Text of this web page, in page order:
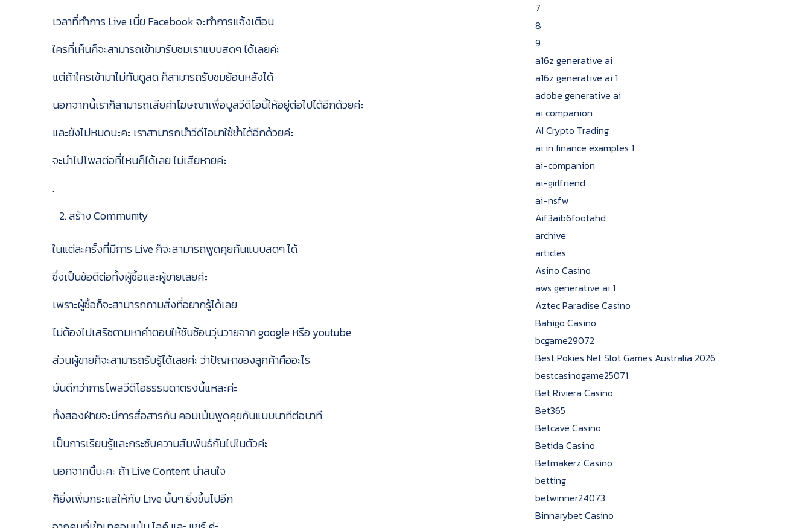
เวลาที่ทำการ Live เนี่ย Facebook จะทำการแจ้งเตือน
ใครที่เห็นก็จะสามารถเข้ามารับชมเราแบบสดๆ ได้เลยค่ะ
แต่ถ้าใครเข้ามาไม่ทันดูสด ก็สามารถรับชมย้อนหลังได้
นอกจากนี้เราก็สามารถเสียค่าโฆษณาเพื่อบูสวีดีโอนี้ให้อยู่ต่อไปได้อีกด้วยค่ะ
และยังไม่หมดนะคะ เราสามารถนำวีดีโอมาใช้ซ้ำได้อีกด้วยค่ะ
จะนำไปโพสต่อที่ไหนก็ได้เลย ไม่เสียหายค่ะ
.
สร้าง Community
ในแต่ละครั้งที่มีการ Live ก็จะสามารถพูดคุยกันแบบสดๆ ได้
ซึ่งเป็นข้อดีต่อทั้งผู้ซื้อและผู้ขายเลยค่ะ
เพราะผู้ซื้อก็จะสามารถถามสิ่งที่อยากรู้ได้เลย
ไม่ต้องไปเสริชตามหาคำตอบให้ซับซ้อนวุ่นวายจาก google หรือ youtube
ส่วนผู้ขายก็จะสามารถรับรู้ได้เลยค่ะ ว่าปัญหาของลูกค้าคืออะไร
มันดีกว่าการโพสวีดีโอธรรมดาตรงนี้แหละค่ะ
ทั้งสองฝ่ายจะมีการสื่อสารกัน คอมเม้นพูดคุยกันแบบนาทีต่อนาที
เป็นการเรียนรู้และกระชับความสัมพันธ์กันไปในตัวค่ะ
นอกจากนี้นะคะ ถ้า Live Content น่าสนใจ
ก็ยิ่งเพิ่มกระแสให้กับ Live นั้นๆ ยิ่งขึ้นไปอีก
7
8
9
a16z generative ai
a16z generative ai 1
adobe generative ai
ai companion
AI Crypto Trading
ai in finance examples 1
ai-companion
ai-girlfriend
ai-nsfw
Aif3aib6footahd
archive
articles
Asino Casino
aws generative ai 1
Aztec Paradise Casino
Bahigo Casino
bcgame29072
Best Pokies Net Slot Games Australia 2026
bestcasinogame25071
Bet Riviera Casino
Bet365
Betcave Casino
Betida Casino
Betmakerz Casino
betting
betwinner24073
Binnarybet Casino